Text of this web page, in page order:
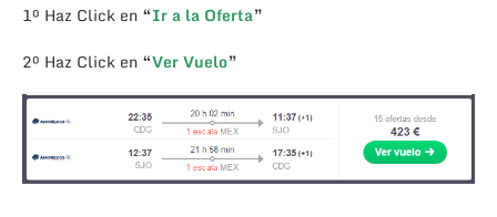
1º Haz Click en “Ir a la Oferta”
2º Haz Click en “Ver Vuelo”